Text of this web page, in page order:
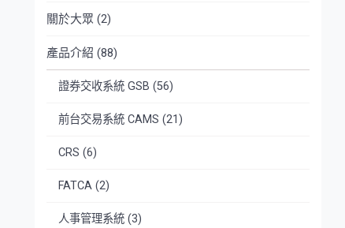
關於大眾 (2)
產品介紹 (88)
證券交收系統 GSB (56)
前台交易系統 CAMS (21)
CRS (6)
FATCA(2)
人事管理系統(3)